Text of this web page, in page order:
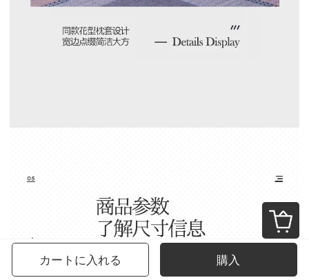
カートに入れる 購入